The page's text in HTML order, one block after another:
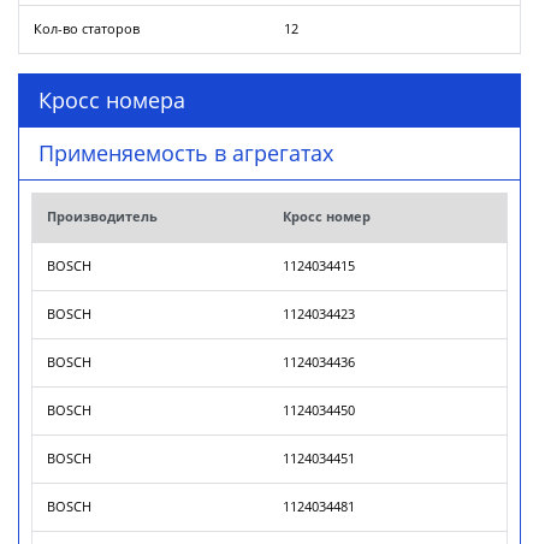
Кол-во статоров 12
Кросс номера
Применяемость в агрегатах
Производитель Кросс номер
BOSCH 1124034415
BOSCH 1124034423
BOSCH 1124034436
BOSCH 1124034450
BOSCH 1124034451
BOSCH 1124034481